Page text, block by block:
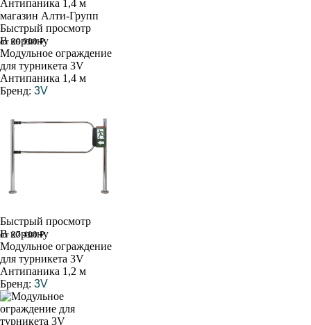
Быстрый просмотр
В корзину
от 29 900 ₽
Модульное ограждение
для турникета 3V
Антипаника 1,4 м
Бренд: 3V
Быстрый просмотр
В корзину
от 27 400 ₽
Модульное ограждение
для турникета 3V
Антипаника 1,2 м
Бренд: 3V